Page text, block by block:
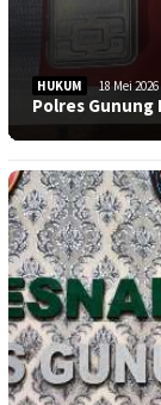
HUKUM 18 Mei 2026
Polres Gunung